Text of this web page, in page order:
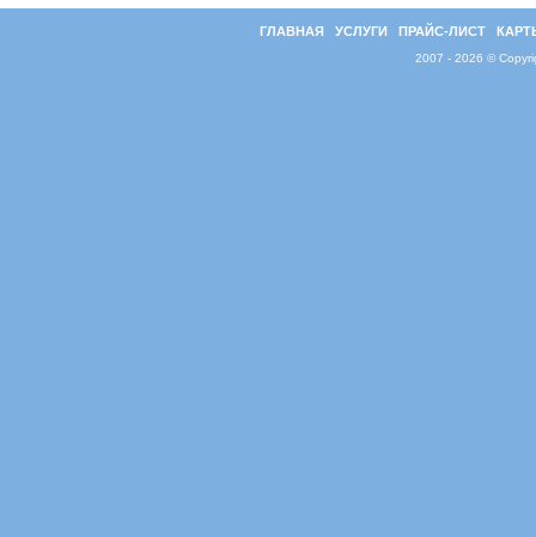
ГЛАВНАЯ УСЛУГИ ПРАЙС-ЛИСТ
2007 - 2026 ©